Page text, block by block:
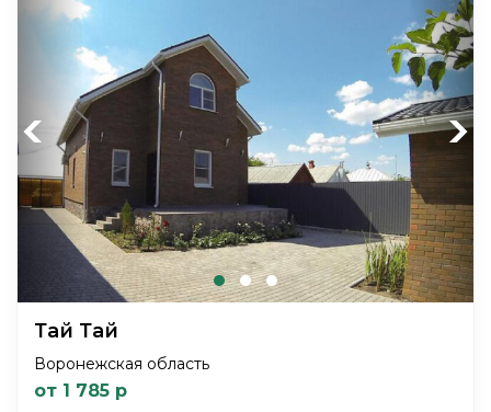
Previous Next
Тай Тай
Воронежская область
от 1 785 р